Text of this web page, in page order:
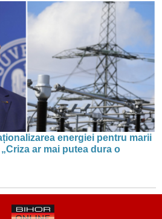
energiei pentru marii
ar mai putea dura o